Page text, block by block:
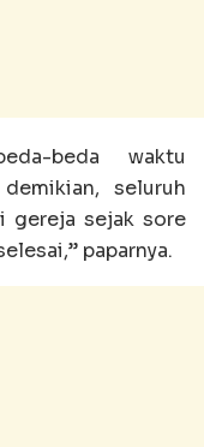
beda waktu
seluruh
gereja sejak sore
paparnya.